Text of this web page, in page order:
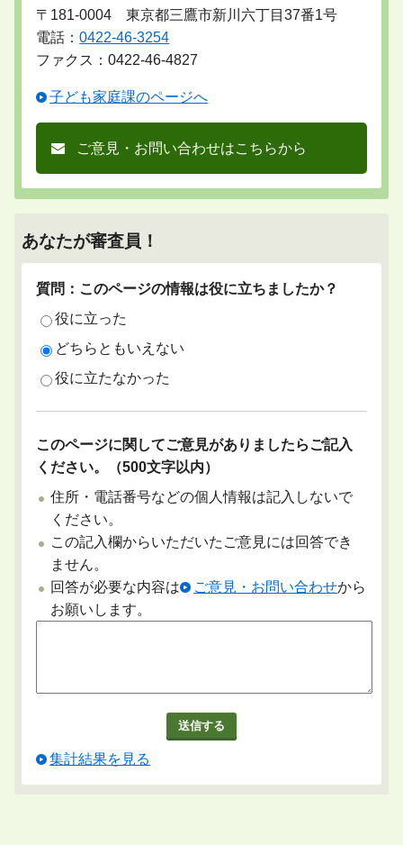
〒181-0004 東京都三鷹市新川六丁目37番1号
電話：0422-46-3254
ファクス：0422-46-4827
子ども家庭課のページへ
ご意見・お問い合わせはこちらから
あなたが審査員！
質問：このページの情報は役に立ちましたか？
役に立った
どちらともいえない
役に立たなかった
このページに関してご意見がありましたらご記入
ください。（500文字以内）
住所・電話番号などの個人情報は記入しないで
ください。
この記入欄からいただいたご意見には回答でき
ません。
回答が必要な内容は
ご意見・お問い合わせから
お願いします。
集計結果を見る